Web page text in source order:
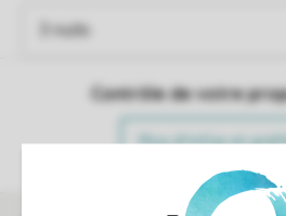
Contrôle de votre
Plus d’infos et